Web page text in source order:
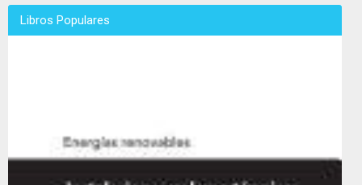
Libros Populares